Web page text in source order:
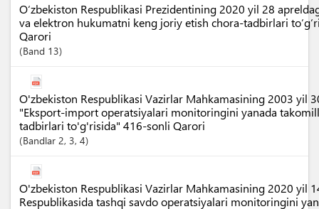
O‘zbekiston Respublikasi Prezidentining 2020 yil 28
va elektron hukumatni keng joriy etish chora-tadbirlari
Qarori
Band 13
O'zbekiston Respublikasi Vazirlar Mahkamasining 2003 yil
"Eksport-import operatsiyalari monitoringini yanada
tadbirlari to'g'risida" 416-sonli Qarori
Bandlar 2, 3, 4
O'zbekiston Respublikasi Vazirlar Mahkamasining 2020 yil
Respublikasida tashqi savdo operatsiyalari monitoringini